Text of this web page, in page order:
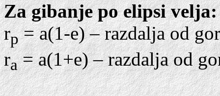
Za gibanje po elipsi velja:
rp= a(1-e) – razdalja od
ra= a(1+e) – razdalja od